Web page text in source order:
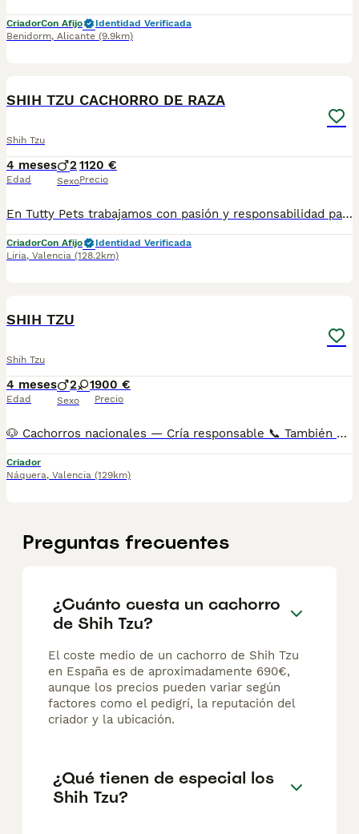
CriadorCon Afijo
Identidad Verificada
Benidorm, Alicante (9.9km)
SHIH TZU CACHORRO DE RAZA
Shih Tzu
4 meses
Edad
2
Sexo
1120 €
Precio
En Tutty Pets trabajamos con pasión y responsabilidad para ofrecerte compañeros de vida sanos, equilibrados y con todas las garantías. Te garantizamos: ✅ Vacunas correspondientes a su edad. ✅ Cartilla veterinaria. ✅ Desparasitación interna y externa. ✅ Pasaporte y microchip. ✅ Garantías víricas y congénitas. ✅ Contrato de compraventa sellado por la empresa. ✅ Envíos a toda la península (según kilometraje). ✅ Financiación a medida de 6 a 48 meses, con y sin intereses. 💕 Listo para encontrar una familia que le quiera para toda la vida. 📩 Solicita más información sin compromiso. 🐶 Tutty Pets, donde nacen grandes compañeros.
CriadorCon Afijo
Identidad Verificada
Liria, Valencia (128.2km)
SHIH TZU
Shih Tzu
4 meses
Edad
2 1
Sexo
900 €
Precio
🐶 Cachorros nacionales — Cría responsable 📞 También puedes llamarnos: 962786232/ 641613557 AMBOS TELÉFONOS DISPONEN DE WHATSAPP (EL FIJO TAMBIÉN) ✅ Entregados a partir de 2 meses de edad 💉 Vacunados y desparasitados 📋 Cartilla sanitaria incluida 🛡️ Garantía de 15 días por enfermedades víricas 🛡️ Garantía de 2 años por enfermedades congénitas 📄 Contrato factura 🔬 Microchip implantado 🌍 Pasaporte canino 🏆 Opción de pedigree o certificado de raza Los precios varían en función de las características y la morfología de cada cachorro. 🏠 Centro canino con núcleo zoológico autorizado. Todos nuestros cachorros son nacionales. Puedes visitar nuestras instalaciones cuando quieras. 🔬 Microchip: 9920006315039 📍 Núcleo Zoológico: ES461781000030
Criador
Náquera, Valencia (129km)
Preguntas frecuentes
¿Cuánto cuesta un cachorro
de Shih Tzu?
El coste medio de un cachorro de Shih Tzu
en España es de aproximadamente 690€,
aunque los precios pueden variar según
factores como el pedigrí, la reputación del
criador y la ubicación.
¿Qué tienen de especial los
Shih Tzu?